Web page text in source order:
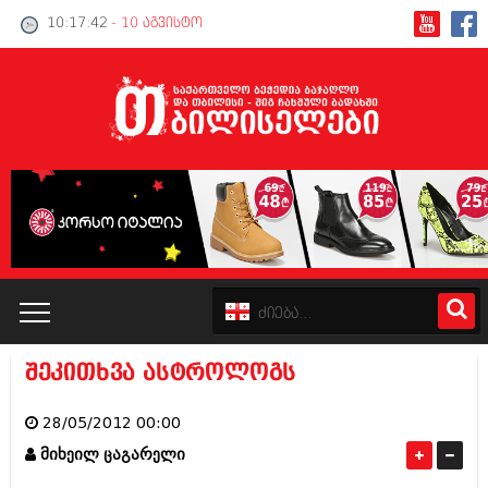
10:17:42 - 10 აგვისტო
კატალოგი
შეკითხვა ასტროლოგს
28/05/2012 00:00
მიხეილ ცაგარელი